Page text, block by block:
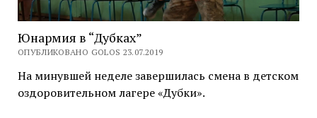
Юнармия в “Дубках”
ОПУБЛИКОВАНО GOLOS 23.07.2019
На минувшей неделе завершилась смена в детском
оздоровительном лагере «Дубки».